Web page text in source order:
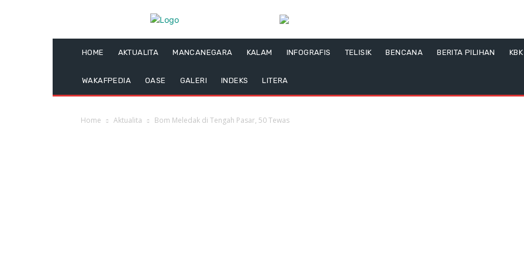
HOME AKTUALITA MANCANEGARA KALAM INFOGRAFIS TELISIK BENCANA BERITA PILIHAN
WAKAFPEDIA OASE GALERI INDEKS LITERA
Home Aktualita Bom Meledak di Tengah Pasar, 50 Tewas